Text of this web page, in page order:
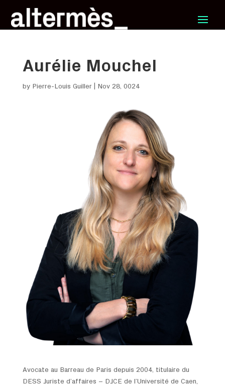
Aurélie Mouchel
by Pierre-Louis Guiller| Nov 28, 0024
Avocate au Barreau de Paris depuis 2004, titulaire du
DESS Juriste d’affaires – DJCE de l’Université de Caen,